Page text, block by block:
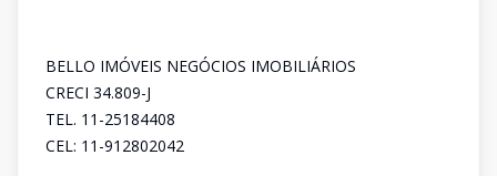
BELLO IMÓVEIS NEGÓCIOS IMOBILIÁRIOS
CRECI 34.809-J
TEL. 11-25184408
CEL: 11-912802042